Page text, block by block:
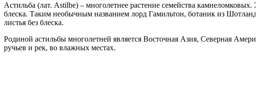
Астильба (лат. Astilbe) – многолетнее растение семейства
блеска. Таким необычным названием лорд Гамильтон, ботаник из
листья без блеска.
Родиной астильбы многолетней является Восточная Азия, Северная
ручьев и рек, во влажных местах.